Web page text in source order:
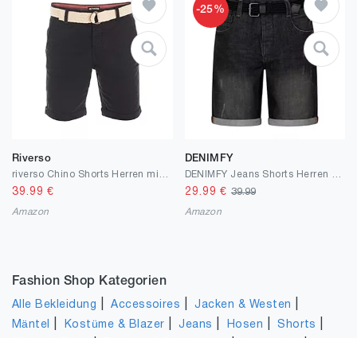
Riverso
39.99 €
Amazon
-25%
DENIMFY
29.99 € 39.99
Amazon
Fashion Shop Kategorien
Alle Bekleidung |Accessoires |Jacken & Westen
Mäntel Kostüme & Blazer |Jeans Hosen |Shorts